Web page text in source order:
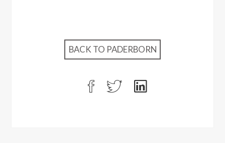
BACK TO PADERBORN